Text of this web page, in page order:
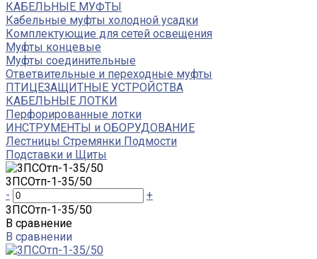
КАБЕЛЬНЫЕ МУФТЫ
Кабельные муфты холодной усадки
Комплектующие для сетей освещения
Муфты концевые
Муфты соединительные
Ответвительные и переходные муфты
ПТИЦЕЗАЩИТНЫЕ УСТРОЙСТВА
КАБЕЛЬНЫЕ ЛОТКИ
Перфорированные лотки
ИНСТРУМЕНТЫ и ОБОРУДОВАНИЕ
Лестницы Стремянки Подмости
Подставки и Щиты
3ПСОтп-1-35/50
-
+
3ПСОтп-1-35/50
В сравнение
В сравнении